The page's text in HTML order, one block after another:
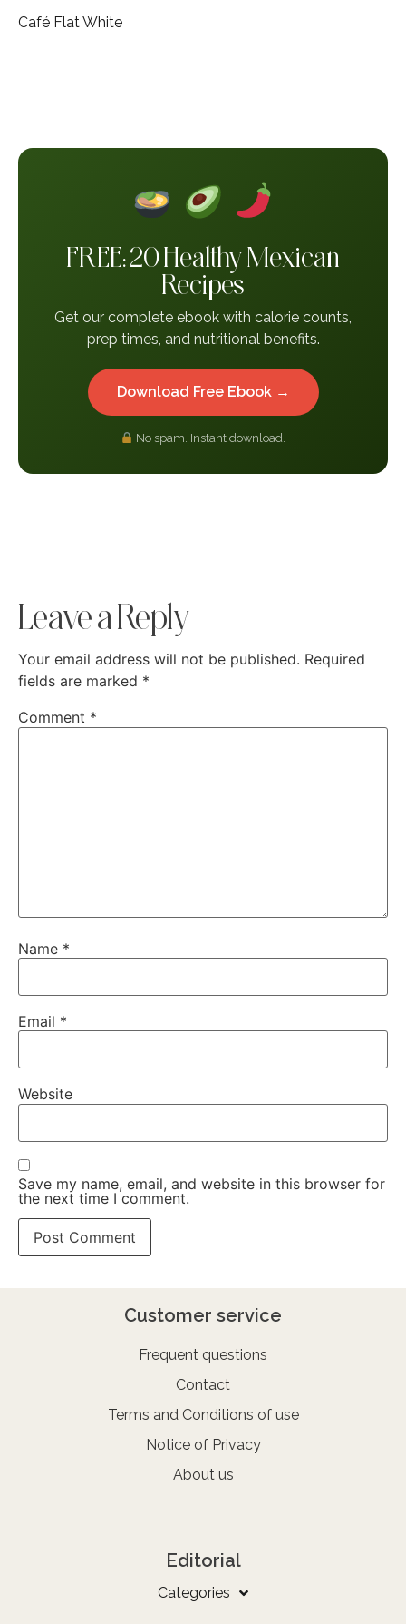
Café Flat White
FREE: 20 Healthy Mexican
Recipes
Get our complete ebook with calorie counts,
prep times, and nutritional benefits.
Download Free Ebook →
No spam. Instant download.
Leave a Reply
Your email address will not be published. Required
fields are marked *
Comment *
Name *
Email *
Website
Save my name, email, and website in this browser for
the next time I comment.
Customer service
Frequent questions
Contact
Terms and Conditions of use
Notice of Privacy
About us
Editorial
Categories